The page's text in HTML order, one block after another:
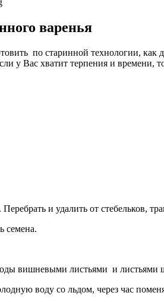
варенья
по старинной технологии,
у Вас хватит терпения и
и удалить от стебельков,
семена.
вишневыми листьями и листьями
воду со льдом, через час